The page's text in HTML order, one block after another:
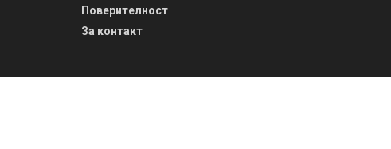
Поверителност
За контакт